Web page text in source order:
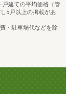
建ての平均価格（管
5戸以上の掲載があ
・駐車場代などを除